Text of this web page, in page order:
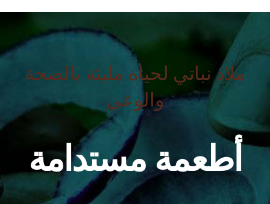
ملاذ نباتي لحياة مليئة بالصحة
والوعي
أطعمة مستدامة